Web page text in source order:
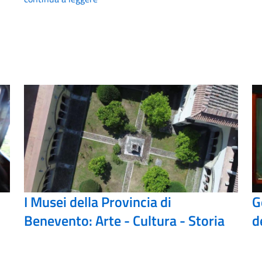
I Musei della Provincia di
Benevento: Arte - Cultura - Storia